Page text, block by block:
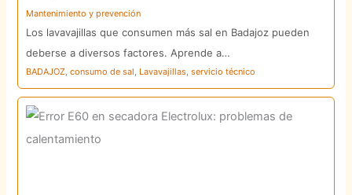
Mantenimiento y prevención
Los lavavajillas que consumen más sal en Badajoz pueden
deberse a diversos factores. Aprende a…
BADAJOZ ,consumo de sal Lavavajillas ,servicio técnico